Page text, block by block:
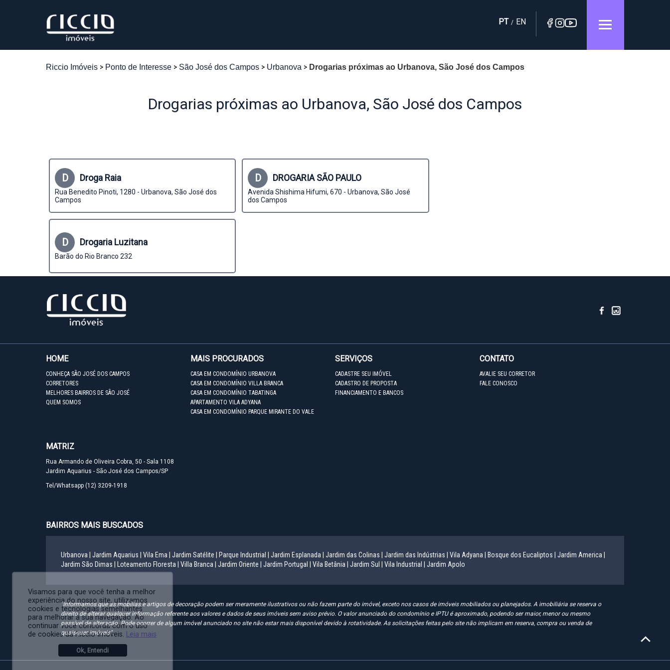
PT / EN
Riccio Imóveis Ponto de Interesse São José dos Campos Urbanova Drogarias próximas ao Urbanova, São José dos Campos
Drogarias próximas ao Urbanova, São José dos Campos
D Droga Raia
Rua Benedito Pinoti, 1280 - Urbanova, São José dos
Campos
D DROGARIA SÃO PAULO
Avenida Shishima Hifumi, 670 - Urbanova, São José
dos Campos
D Drogaria Luzitana
Barão do Rio Branco 232
HOME
CONHEÇA SÃO JOSÉ DOS CAMPOS
CORRETORES
MELHORES BAIRROS DE SÃO JOSÉ
QUEM SOMOS
MAIS PROCURADOS
CASA EM CONDOMÍNIO URBANOVA
CASA EM CONDOMÍNIO VILLA BRANCA
CASA EM CONDOMÍNIO TABATINGA
APARTAMENTO VILA ADYANA
CASA EM CONDOMÍNIO PARQUE MIRANTE DO VALE
SERVIÇOS
CADASTRE SEU IMÓVEL
CADASTRO DE PROPOSTA
FINANCIAMENTO E BANCOS
CONTATO
AVALIE SEU CORRETOR
FALE CONOSCO
MATRIZ
Rua Armando de Oliveira Cobra, 50 - Sala 1108
Jardim Aquarius - São José dos Campos/SP
Tel/Whatsapp (12) 3209-1918
BAIRROS MAIS BUSCADOS
Urbanova | Jardim Aquarius | Vila Ema | Jardim Satélite | Parque Industrial | Jardim Esplanada | Jardim das Colinas | Jardim das Indústrias | Vila Adyana | Bosque dos Eucaliptos |
Jardim America |
Jardim São Dimas |
Loteamento Floresta | Villa Branca | Jardim Oriente | Jardim Portugal | Vila Betânia | Jardim Sul | Vila Industrial | Jardim Apolo
"Informamos que as mobílias e artigos de decoração podem ser meramente ilustrativos ou não fazem parte do imóvel, exceto nos casos de imóveis mobiliados ou planejados. A imobiliária se reserva o
direito de alterar qualquer informação referente aos valores e dados de seus imóveis sem aviso prévio. O valor anunciado do condomínio e IPTU é aproximado, podendo ser maior, menor ou mesmo
passível de alteração. Pode ocorrer de algum imóvel anunciado no site não estar mais disponível devido à rotatividade. As solicitações feitas pelo site não implicam em reserva, compra ou venda de
quaisquer imóveis".
Visamos para que você tenha a melhor
experiência do nosso site, utilizamos
cookies e tecnologias semelhantes
para melhorar a sua navegação. Ao
continuar você concorda com o uso
de cookies da Riccio Imóveis. Leia mais
Ok, Entendi